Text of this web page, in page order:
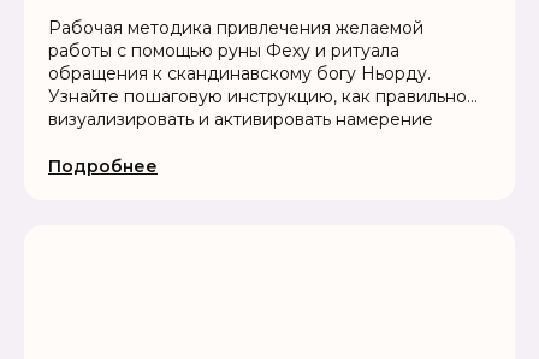
Рабочая методика привлечения желаемой
работы с помощью руны Феху и ритуала
обращения к скандинавскому богу Ньорду.
Узнайте пошаговую инструкцию, как правильно
визуализировать и активировать намерение
Подробнее